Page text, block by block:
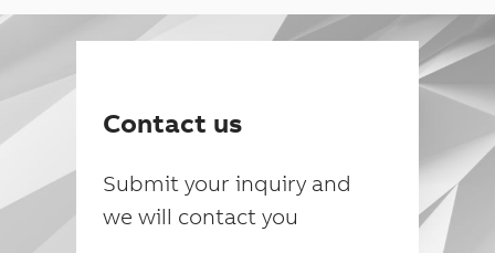
Contact us
Submit your inquiry and
we will contact you